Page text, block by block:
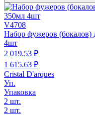
V4708
Набор фужеров
4шт
2 019.53 ₽
1 615.63 ₽
Cristal D'arques
Уп.
Упаковка
2 шт.
2 шт.